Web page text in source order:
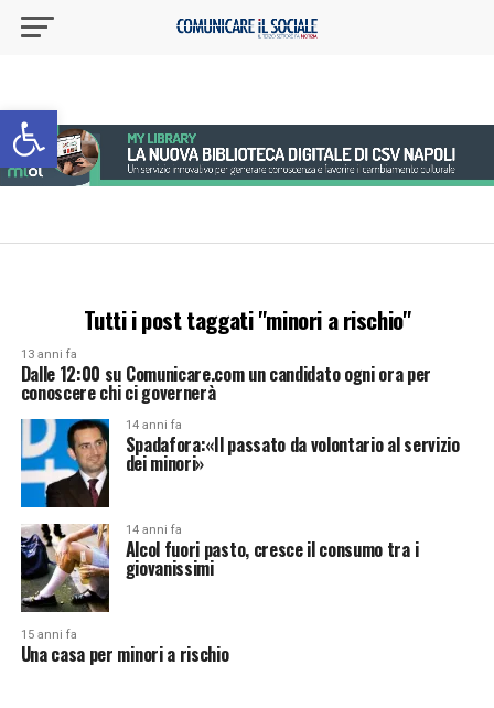
Apri la barra degli strumenti
Tutti i post taggati "minori a rischio"
13 anni fa
Dalle 12:00 su Comunicare.com un candidato ogni ora per
conoscere chi ci governerà
14 anni fa
Spadafora:«Il passato da volontario al servizio
dei minori»
14 anni fa
Alcol fuori pasto, cresce il consumo tra i
giovanissimi
15 anni fa
Una casa per minori a rischio